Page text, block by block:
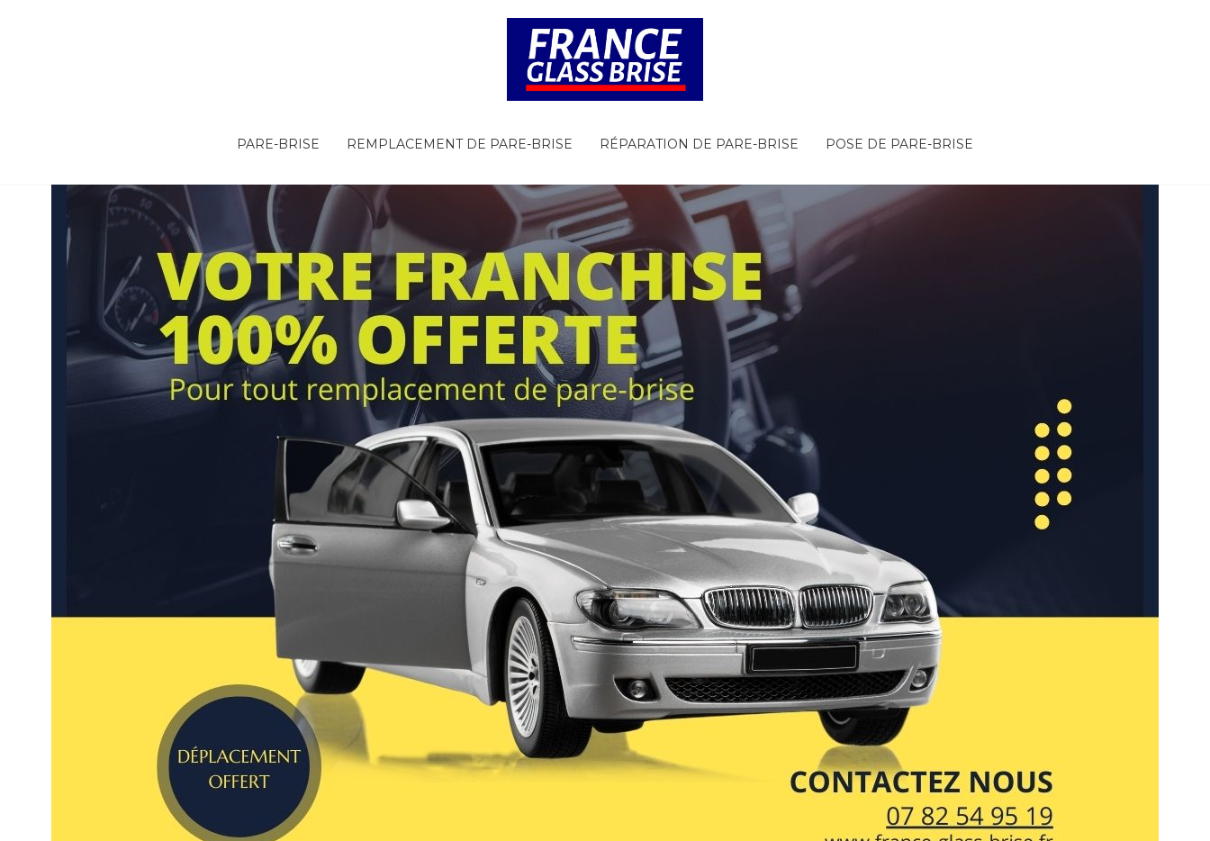
PARE-BRISE REMPLACEMENT DE PARE-BRISE RÉPARATION DE PARE-BRISE POSE DE PARE-BRISE